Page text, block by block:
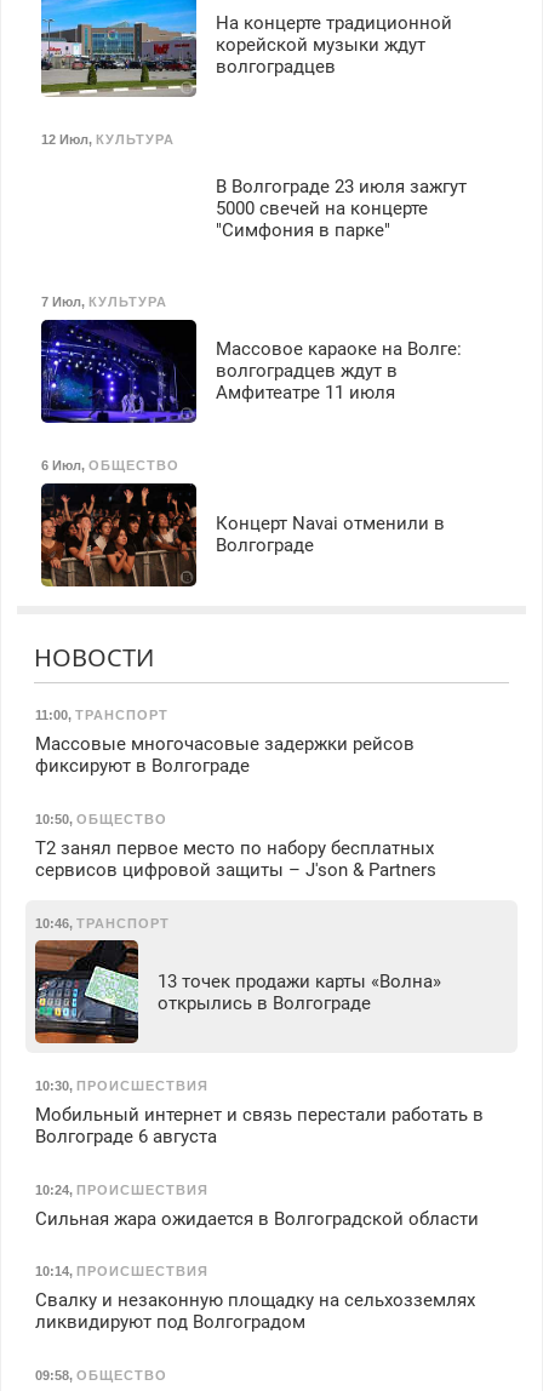
На концерте традиционной
корейской музыки ждут
волгоградцев
12 Июл, КУЛЬТУРА
В Волгограде 23 июля зажгут
5000 свечей на концерте
"Симфония в парке"
7 Июл, КУЛЬТУРА
Массовое караоке на Волге:
волгоградцев ждут в
Амфитеатре 11 июля
6 Июл, ОБЩЕСТВО
Концерт Navai отменили в
Волгограде
НОВОСТИ
11:00, ТРАНСПОРТ
Массовые многочасовые задержки рейсов
фиксируют в Волгограде
10:50, ОБЩЕСТВО
Т2 занял первое место по набору бесплатных
сервисов цифровой защиты – J'son & Partners
10:46, ТРАНСПОРТ
13 точек продажи карты «Волна»
открылись в Волгограде
10:30, ПРОИСШЕСТВИЯ
Мобильный интернет и связь перестали работать в
Волгограде 6 августа
10:24, ПРОИСШЕСТВИЯ
Сильная жара ожидается в Волгоградской области
10:14, ПРОИСШЕСТВИЯ
Свалку и незаконную площадку на сельхозземлях
ликвидируют под Волгоградом
09:58, ОБЩЕСТВО